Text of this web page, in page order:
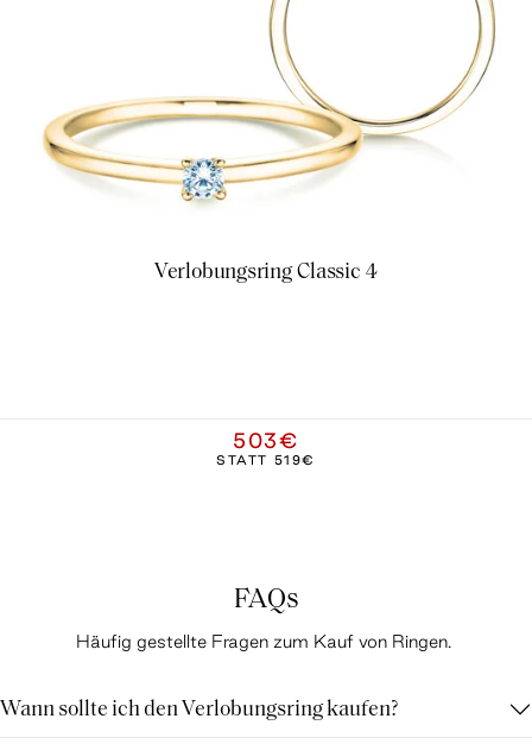
Verlobungsring Classic 4
503€
STATT 519€
FAQs
Häufig gestellte Fragen zum Kauf von Ringen.
Wann sollte ich den Verlobungsring kaufen?